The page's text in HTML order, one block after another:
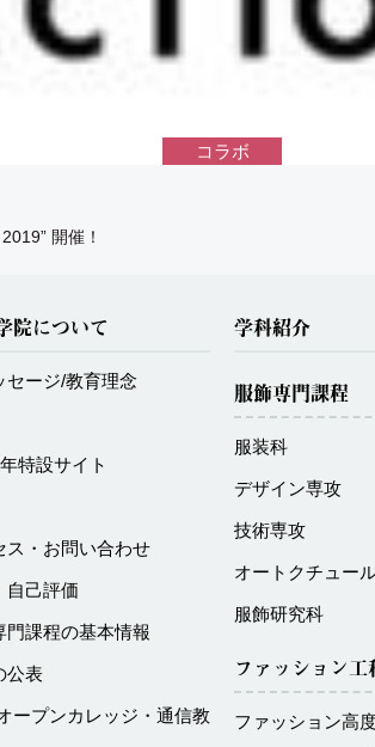
コラボ
開催！
院について
セージ/教育理念
特設サイト
ス・お問い合わせ
自己評価
門課程の基本情報
公表
ープンカレッジ・通信教
学科紹介
服飾専門課程
服装科
デザイン専攻
技術専攻
オートクチュー
服飾研究科
ファッション
ファッション高